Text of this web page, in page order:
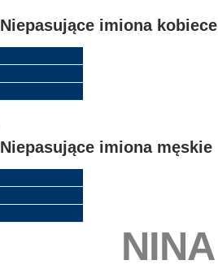
Niepasujące imiona kobiece
Niepasujące imiona męskie
NINA